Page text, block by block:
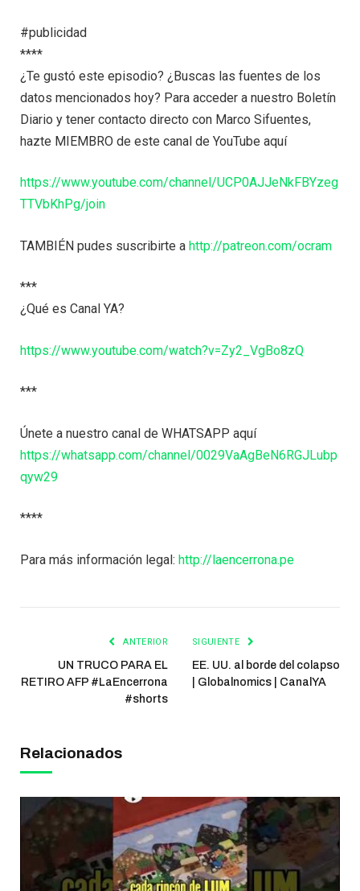
#publicidad
****
¿Te gustó este episodio? ¿Buscas las fuentes de los
datos mencionados hoy? Para acceder a nuestro Boletín
Diario y tener contacto directo con Marco Sifuentes,
hazte MIEMBRO de este canal de YouTube aquí
https://www.youtube.com/channel/UCP0AJJeNkFBYzeg
TTVbKhPg/join
TAMBIÉN pudes suscribirte a http://patreon.com/ocram
***
¿Qué es Canal YA?
https://www.youtube.com/watch?v=Zy2_VgBo8zQ
***
Únete a nuestro canal de WHATSAPP aquí
https://whatsapp.com/channel/0029VaAgBeN6RGJLubp
qyw29
****
Para más información legal: http://laencerrona.pe
ANTERIOR
UN TRUCO PARA EL
RETIRO AFP #LaEncerrona
#shorts
SIGUIENTE
EE. UU. al borde del colapso
| Globalnomics | CanalYA
Relacionados